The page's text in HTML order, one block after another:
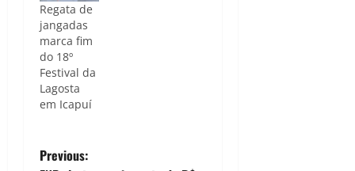
Regata de
jangadas
marca fim
do 18º
Festival da
Lagosta
em Icapuí
P
Previous: